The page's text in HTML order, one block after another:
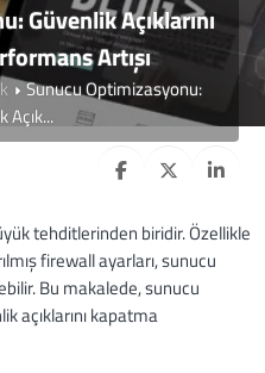
Güvenlik Açıklarını
Artışı
Sunucu Optimizasyonu:
Açık...
tehditlerinden biridir. Özellikle
firewall ayarları, sunucu
Bu makalede, sunucu
açıklarını kapatma